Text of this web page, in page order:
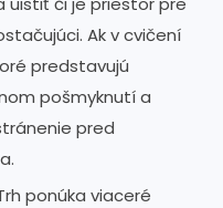
Ak v cvičení
predstavujú
pošmyknutí a
pred
ponúka viaceré